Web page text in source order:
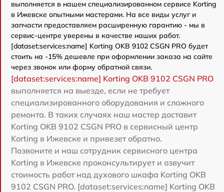
выполняется в нашем специализированном сервисе Korting
в Ижевске опытными мастерами. На все виды услуг и
запчасти предоставляем расширенную гарантию - мы в
сервис-центре уверены в качестве наших работ.
[dataset:services:name] Korting OKB 9102 CSGN PRO будет
стоить на -15% дешевле при оформлении заказа на сайте
через звонок или форму обратной связи.
[dataset:services:name] Korting OKB 9102 CSGN PRO
выполняется на выезде, если не требует
специализированного оборудования и сложного
ремонта. В таких случаях наш мастер доставит
Korting OKB 9102 CSGN PRO в сервисный центр
Korting в Ижевске и привезет обратно.
Позвоните и наш сотрудник сервисного центра
Korting в Ижевске проконсультирует и озвучит
стоимость работ над духового шкафа Korting OKB
9102 CSGN PRO. [dataset:services:name] Korting OKB